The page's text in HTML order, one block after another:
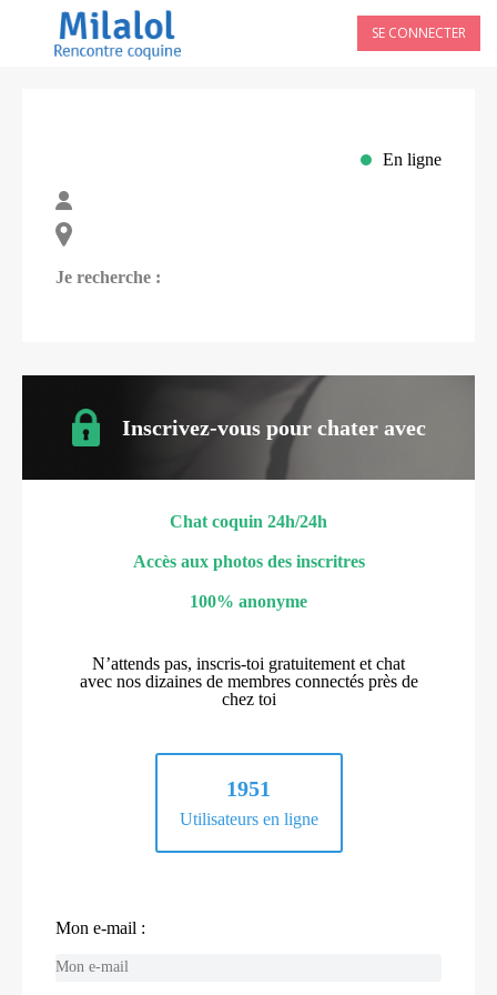
SE CONNECTER
En ligne
Je recherche :
Inscrivez-vous pour chater avec
Chat coquin 24h/24h
Accès aux photos des inscritres
100% anonyme
N’attends pas, inscris-toi gratuitement et chat
avec nos dizaines de membres connectés près de
chez toi
1951
Utilisateurs en ligne
Mon e-mail :